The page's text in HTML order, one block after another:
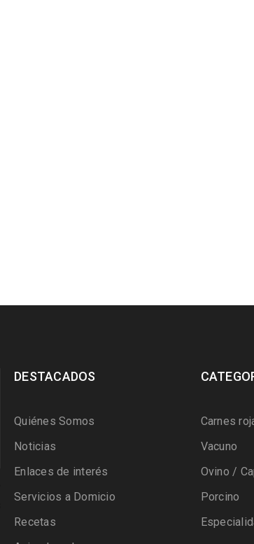
DESTACADOS
Quiénes Somos
Noticias
Enlaces de interés
Servicios a Domicio
Recetas
Carnes
Vacuno
Ovino /
Porcino